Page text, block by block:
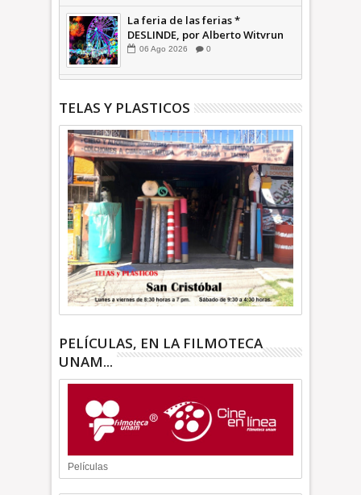
La feria de las ferias *
DESLINDE, por Alberto Witvrun
06 Ago 2026 0
TELAS Y PLASTICOS
PELÍCULAS, EN LA FILMOTECA
UNAM...
Películas